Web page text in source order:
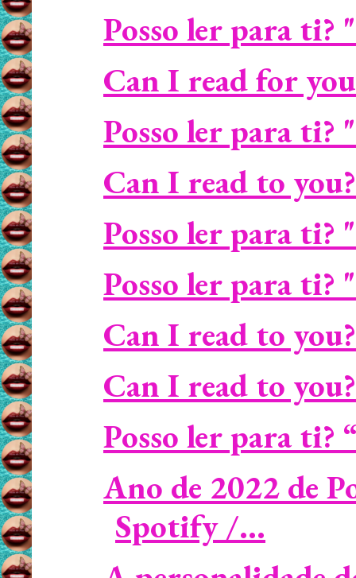
Posso ler para ti?
Can I read for
Posso ler para
Can I read to
Posso ler para
Posso ler para
Can I read to
Can I read to
Posso ler para ti?
Ano de 2022 de
Spotify /...